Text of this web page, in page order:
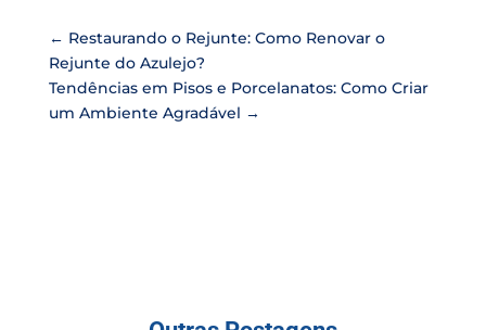
← Restaurando o Rejunte: Como Renovar o
Rejunte do Azulejo?
Tendências em Pisos e Porcelanatos: Como Criar
um Ambiente Agradável →